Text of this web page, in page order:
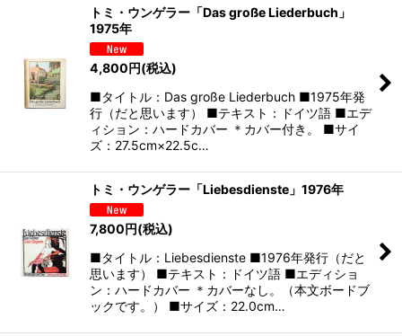
トミ・ウンゲラー「Das große Liederbuch」
1975年
4,800円(税込)
■タイトル：Das große Liederbuch ■1975年発
行（だと思います） ■テキスト：ドイツ語 ■エデ
ィション：ハードカバー ＊カバー付き。 ■サイ
ズ：27.5cm×22.5c…
トミ・ウンゲラー「Liebesdienste」1976年
7,800円(税込)
■タイトル：Liebesdienste ■1976年発行（だと
思います） ■テキスト：ドイツ語 ■エディショ
ン：ハードカバー ＊カバーなし。（本文ボードブ
ックです。） ■サイズ：22.0cm…